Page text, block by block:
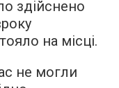
здійснено
на місці.
не могли